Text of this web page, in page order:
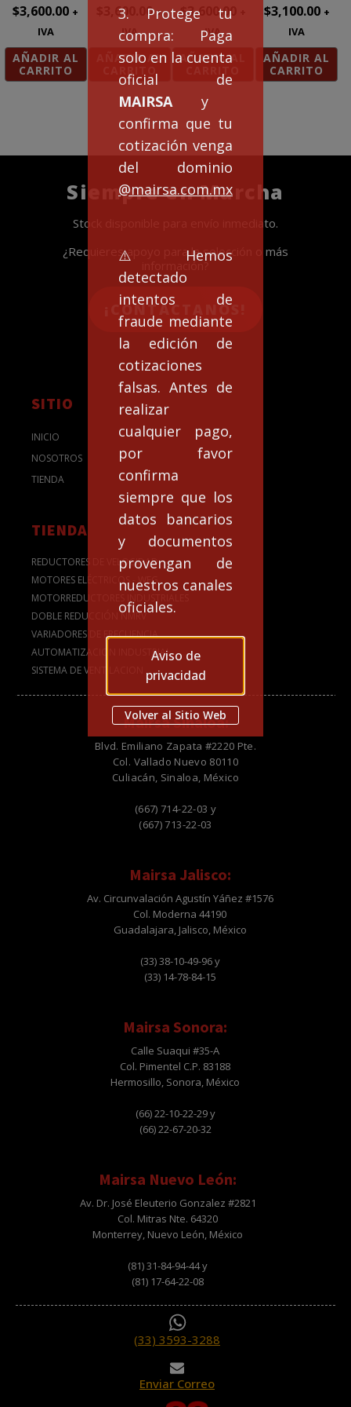
3. Protege tu
compra: Paga
solo en la cuenta
oficial de
MAIRSA y
confirma que tu
cotización venga
del dominio
@mairsa.com.mx
⚠️Hemos
detectado
intentos de
fraude mediante
la edición de
cotizaciones
falsas. Antes de
realizar
cualquier pago,
por favor
confirma
siempre que los
datos bancarios
y documentos
provengan de
nuestros canales
oficiales.
Aviso de
privacidad
Volver al Sitio Web
$3,600.00 +
IVA
AÑADIR AL
CARRITO
3,600.00 +
IVA
AÑADIR AL
CARRITO
$3,600.00
IVA
AÑADIR AL
CARRITO
$3,100.00 +
IVA
AÑADIR AL
CARRITO
Siempre en Marcha
Stock disponible para envío inmediato.
¿Requieres apoyo para la selección o más
información?
¡CONTACTANOS!
SITIO
INICIO
NOSOTROS
TIENDA
TIENDA
REDUCTORES DE VELOCIDAD
MOTORES ELÉCTRICOS - WEG
MOTORREDUCTORES INDUSTRIALES
DOBLE REDUCCIÓN NMRV
VARIADORES DE FRECUENCIA
AUTOMATIZACION INDUSTRIAL
SISTEMA DE VENTILACION
Mairsa Sinaloa:
Blvd. Emiliano Zapata #2220 Pte.
Col. Vallado Nuevo 80110
Culiacán, Sinaloa, México
(667) 714-22-03 y
(667) 713-22-03
Mairsa Jalisco:
Av. Circunvalación Agustín Yáñez #1576
Col. Moderna 44190
Guadalajara, Jalisco, México
(33) 38-10-49-96 y
(33) 14-78-84-15
Mairsa Sonora:
Calle Suaqui #35-A
Col. Pimentel C.P. 83188
Hermosillo, Sonora, México
(66) 22-10-22-29 y
(66) 22-67-20-32
Mairsa Nuevo León:
Av. Dr. José Eleuterio Gonzalez #2821
Col. Mitras Nte. 64320
Monterrey, Nuevo León, México
(81) 31-84-94-44 y
(81) 17-64-22-08
(33) 3593-3288
Enviar Correo